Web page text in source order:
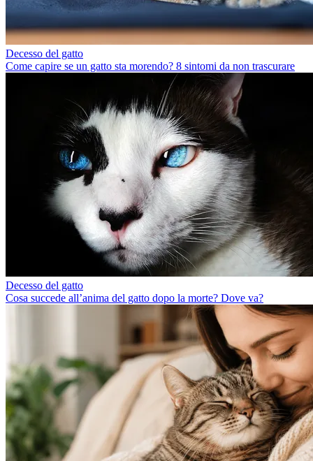
Decesso del gatto
Come capire se un gatto sta morendo? 8 sintomi da non trascurare
Decesso del gatto
Cosa succede all’anima del gatto dopo la morte? Dove va?